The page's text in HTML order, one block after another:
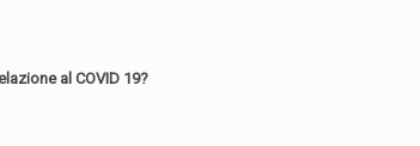
al COVID 19?